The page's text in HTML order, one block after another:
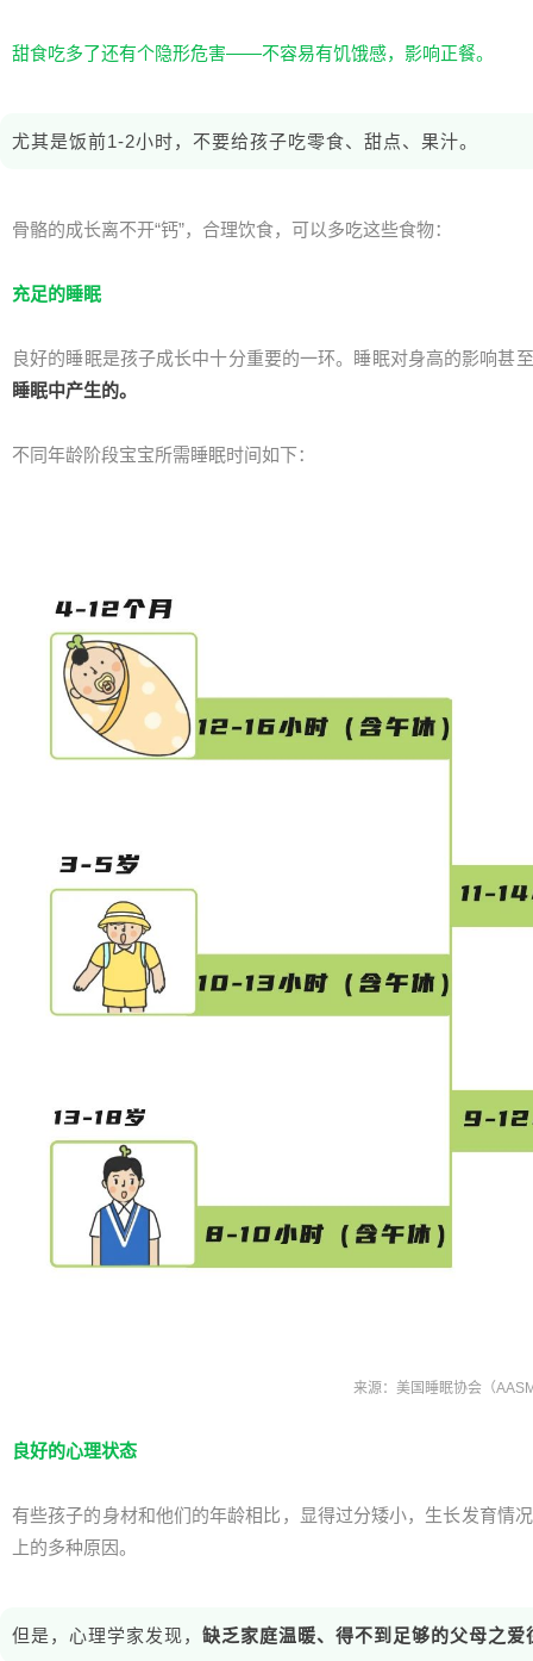
甜食吃多了还有个隐形危害——不容易有饥饿感，影响正餐。
尤其是饭前1-2小时，不要给孩子吃零食、甜点、果汁。
骨骼的成长离不开“钙”，合理饮食，可以多吃这些食物：
充足的睡眠
良好的睡眠是孩子成长中十分重要的一环。睡眠对身高的影响甚
睡眠中产生的。
不同年龄阶段宝宝所需睡眠时间如下：
来源：美国睡眠协会（
良好的心理状态
有些孩子的身材和他们的年龄相比，显得过分矮小，生长发育情
上的多种原因。
但是，心理学家发现， 缺乏家庭温暖、得不到足够的父母之